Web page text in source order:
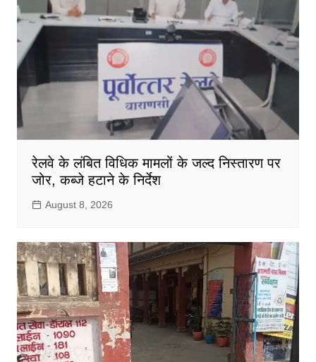
रेलवे के लंबित विधिक मामलों के जल्द निस्तारण पर
जोर, कब्जे हटाने के निर्देश
August 8, 2026